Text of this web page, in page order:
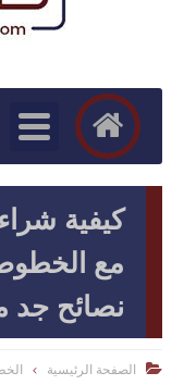
كيفية
مع
نصائح جد
 الصفحة الرئيسية